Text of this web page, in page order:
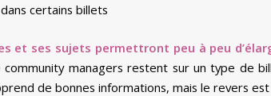
certains billets
et ses sujets permettront peu à peu
community managers restent sur un type de
de bonnes informations, mais le revers